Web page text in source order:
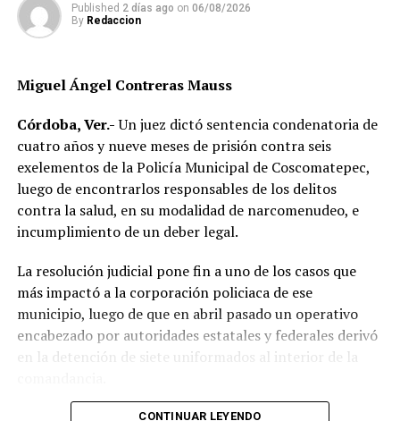
a un hospital del municipio de Potrero Nuevo para
recibir atención médica especializada.
conocimiento del accidente, realizar el peritaje
correspondiente y deslindar responsabilidades.
Las autoridades no descartaron que las condiciones del
clima hayan influido en el percance, ya que durante la
tarde se registraron lluvias que dejaron el pavimento
mojado y con menor adherencia.
parte de las investigaciones para determinar la
mecánica del accidente y establecer si existió
responsabilidad por parte de alguno de los conductores.
Las autoridades exhortaron a los automovilistas y
límites de velocidad y aumentar la distancia de
Published 2 días ago on 06/08/2026
By Redaccion
Miguel Ángel Contreras Mauss
Córdoba, Ver.-Un juez dictó sentencia condenatoria de
cuatro años y nueve meses de prisión contra seis
exelementos de la Policía Municipal de Coscomatepec,
luego de encontrarlos responsables de los delitos
contra la salud, en su modalidad de narcomenudeo, e
incumplimiento de un deber legal.
La resolución judicial pone fin a uno de los casos que
más impactó a la corporación policiaca de ese
municipio, luego de que en abril pasado un operativo
encabezado por autoridades estatales y federales derivó
en la detención de siete uniformados al interior de la
CONTINUAR LEYENDO